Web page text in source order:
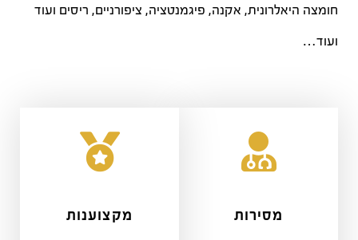
חומצה היאלרונית, אקנה, פיגמנטציה, ציפורניים, ריסים ועוד
ועוד…
מסירות מקצוענות